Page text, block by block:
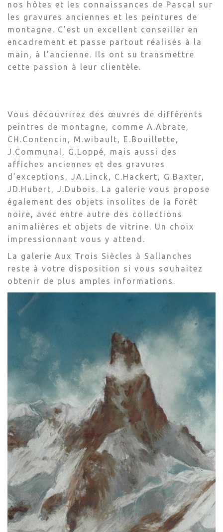
nos hôtes et les connaissances de Pascal sur
les gravures anciennes et les peintures de
montagne. C’est un excellent conseiller en
encadrement et passe partout réalisés à la
main, à l’ancienne. Ils ont su transmettre
cette passion à leur clientèle.
Vous découvrirez des œuvres de différents
peintres de montagne, comme A.Abrate,
CH.Contencin, M.wibault, E.Bouillette,
J.Communal, G.Loppé, mais aussi des
affiches anciennes et des gravures
d’exceptions, JA.Linck, C.Hackert, G.Baxter,
JD.Hubert, J.Dubois. La galerie vous propose
également des objets insolites de la forêt
noire, avec entre autre des collections
animalières et objets de vitrine. Un choix
impressionnant vous y attend.
La galerie Aux Trois Siècles à Sallanches
reste à votre disposition si vous souhaitez
obtenir de plus amples informations.